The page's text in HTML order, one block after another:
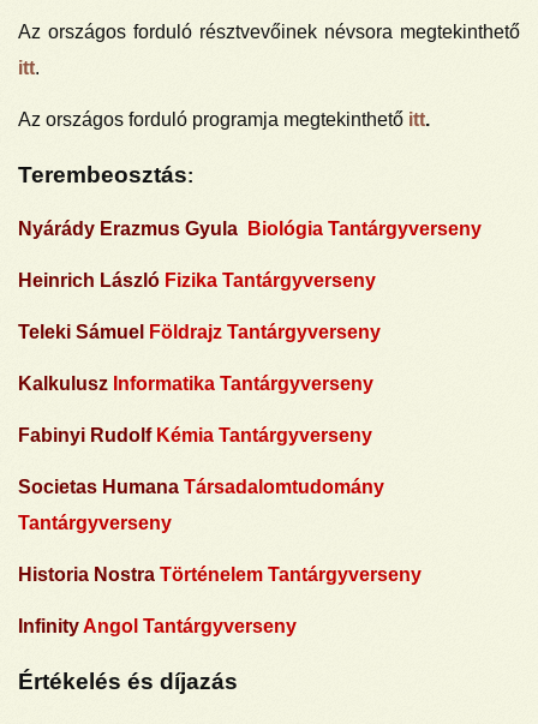
Az országos forduló résztvevőinek névsora megtekinthető
itt.
Az országos forduló programja megtekinthető itt.
Terembeosztás:
Nyárády Erazmus Gyula Biológia Tantárgyverseny
Heinrich László Fizika Tantárgyverseny
Teleki Sámuel Földrajz Tantárgyverseny
Kalkulusz Informatika Tantárgyverseny
Fabinyi Rudolf Kémia Tantárgyverseny
Societas Humana Társadalomtudomány
Tantárgyverseny
Historia Nostra Történelem Tantárgyverseny
InfinityAngol Tantárgyverseny
Értékelés és díjazás